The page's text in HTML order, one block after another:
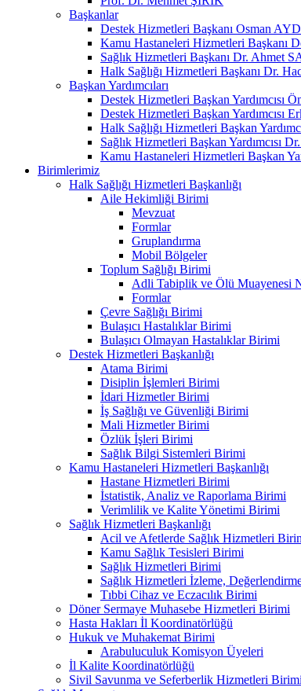
Başkanlar
Destek Hizmetleri Başkanı Osman
Kamu Hastaneleri Hizmetleri Başkanı
Sağlık Hizmetleri Başkanı Dr. Ahmet
Halk Sağlığı Hizmetleri Başkanı Dr.
Başkan Yardımcıları
Destek Hizmetleri Başkan Yardımcısı
Destek Hizmetleri Başkan Yardımcısı
Halk Sağlığı Hizmetleri Başkan
Sağlık Hizmetleri Başkan Yardımcısı
Kamu Hastaneleri Hizmetleri Başkan
Birimlerimiz
Halk Sağlığı Hizmetleri Başkanlığı
Aile Hekimliği Birimi
Mevzuat
Formlar
Gruplandırma
Mobil Bölgeler
Toplum Sağlığı Birimi
Adli Tabiplik ve Ölü Muayenesi
Formlar
Çevre Sağlığı Birimi
Bulaşıcı Hastalıklar Birimi
Bulaşıcı Olmayan Hastalıklar Birimi
Destek Hizmetleri Başkanlığı
Atama Birimi
Disiplin İşlemleri Birimi
İdari Hizmetler Birimi
İş Sağlığı ve Güvenliği Birimi
Mali Hizmetler Birimi
Özlük İşleri Birimi
Sağlık Bilgi Sistemleri Birimi
Kamu Hastaneleri Hizmetleri Başkanlığı
Hastane Hizmetleri Birimi
İstatistik, Analiz ve Raporlama Birimi
Verimlilik ve Kalite Yönetimi Birimi
Sağlık Hizmetleri Başkanlığı
Acil ve Afetlerde Sağlık Hizmetleri
Kamu Sağlık Tesisleri Birimi
Sağlık Hizmetleri Birimi
Sağlık Hizmetleri İzleme,
Tıbbi Cihaz ve Eczacılık Birimi
Döner Sermaye Muhasebe Hizmetleri Birimi
Hasta Hakları İl Koordinatörlüğü
Hukuk ve Muhakemat Birimi
Arabuluculuk Komisyon Üyeleri
İl Kalite Koordinatörlüğü
Sivil Savunma ve Seferberlik Hizmetleri Birimi